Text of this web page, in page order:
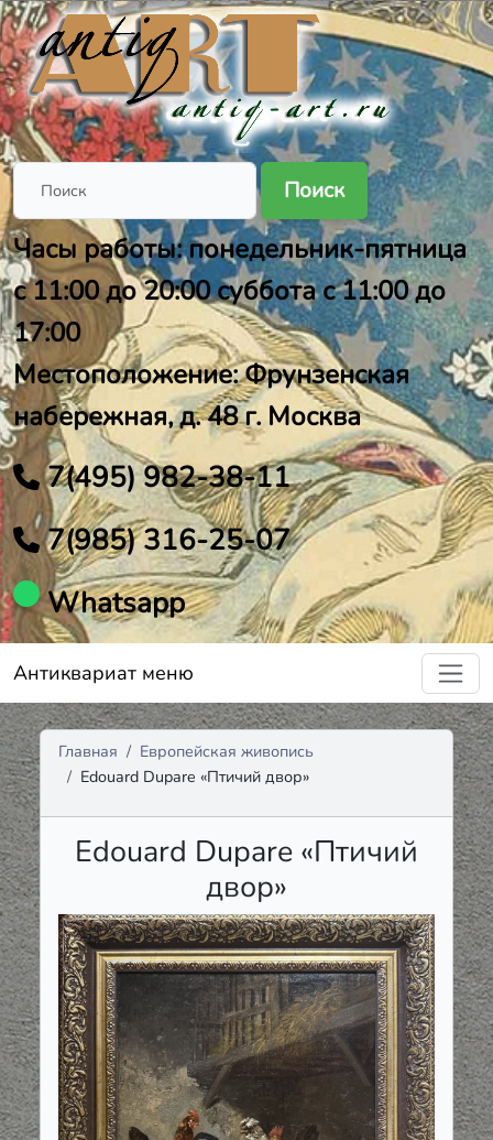
Поиск
Часы работы: понедельник-пятница
с 11:00 до 20:00 суббота с 11:00 до
17:00
Местоположение: Фрунзенская
набережная, д. 48 г. Москва
7(495) 982-38-11
7(985) 316-25-07
Whatsapp
Антиквариат меню
Главная
Европейская живопись
Edouard Dupare «Птичий двор»
Edouard Dupare «Птичий
двор»